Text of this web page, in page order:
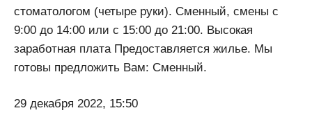
стоматологом (четыре руки). Сменный, смены с
9:00 до 14:00 или с 15:00 до 21:00. Высокая
заработная плата Предоставляется жилье. Мы
готовы предложить Вам: Сменный.
29 декабря 2022, 15:50